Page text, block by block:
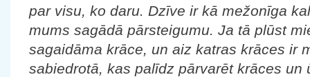
par visu, ko daru. Dzīve ir kā mežonīga
mums sagādā pārsteigumu. Ja tā plūst
sagaidāma krāce, un aiz katras krāces ir
sabiedrotā, kas palīdz pārvarēt krāces un